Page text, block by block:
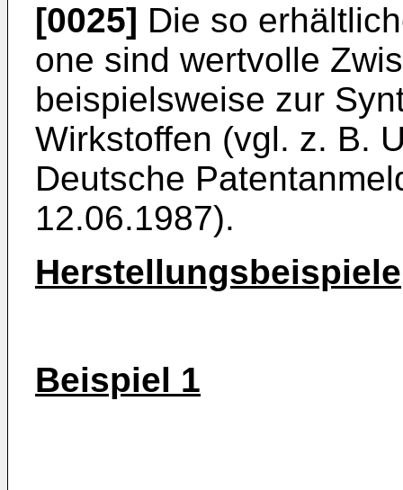
[0025] Die so
one sind wertvolle
beispielsweise zur
Wirkstoffen (vgl. z. B.
Deutsche
12.06.1987).
Herstellungsbeispiele
Beispiel 1